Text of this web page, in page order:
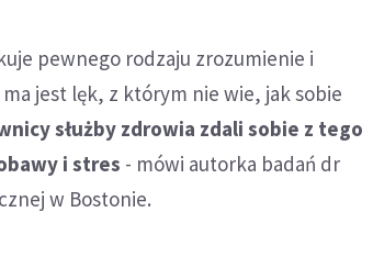
pewnego rodzaju zrozumienie i
jest lęk, z którym nie wie, jak sobie
służby zdrowia zdali sobie z tego
i stres - mówi autorka badań dr
w Bostonie.